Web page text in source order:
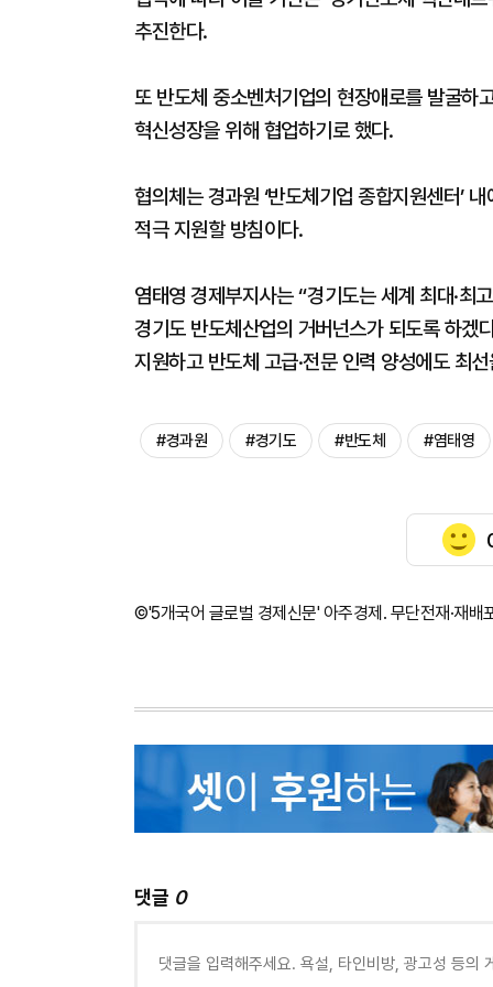
추진한다.
또 반도체 중소벤처기업의 현장애로를 발굴하
혁신성장을 위해 협업하기로 했다.
협의체는 경과원 ‘반도체기업 종합지원센터’
적극 지원할 방침이다.
염태영 경제부지사는 “경기도는 세계 최대·최
경기도 반도체산업의 거버넌스가 되도록 하겠
지원하고 반도체 고급·전문 인력 양성에도 최
#경과원 #경기도 #반도체 #염태영
©'5개국어 글로벌 경제신문' 아주경제. 무단전재·재배
댓글 0